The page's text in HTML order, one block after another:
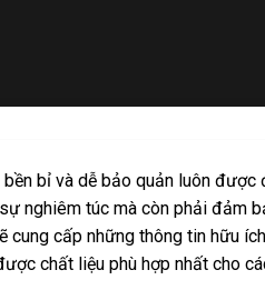
bền bỉ và dễ bảo quản luôn
nghiêm túc mà còn phải đảm
cung cấp những thông tin hữu
chất liệu phù hợp nhất cho